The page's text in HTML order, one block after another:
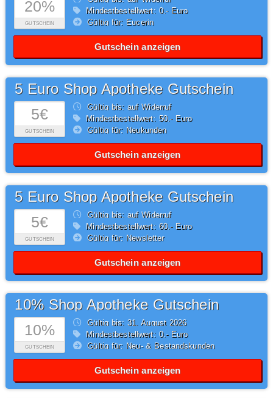
20%
GUTSCHEIN
Mindestbestellwert: 0,- Euro
Gültig für: Eucerin
Gutschein anzeigen
5€
GUTSCHEIN
5 Euro Shop Apotheke Gutschein
Gültig bis: auf Widerruf
Mindestbestellwert: 50,- Euro
Gültig für: Neukunden
Gutschein anzeigen
5€
GUTSCHEIN
5 Euro Shop Apotheke Gutschein
Gültig bis: auf Widerruf
Mindestbestellwert: 60,- Euro
Gültig für: Newsletter
Gutschein anzeigen
10%
GUTSCHEIN
10% Shop Apotheke Gutschein
Gültig bis: 31.August2026
Mindestbestellwert: 0,- Euro
Gültig für: Neu- & Bestandskunden
Gutschein anzeigen